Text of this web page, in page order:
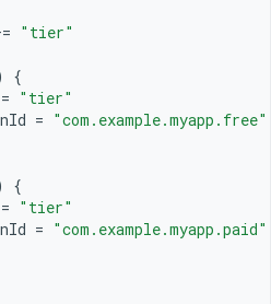
"tier"
{
= "tier"
= "com.example.myapp.free"
{
= "tier"
= "com.example.myapp.paid"